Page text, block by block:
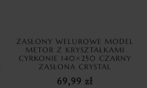
ZASŁONY WELUROWE MODEL
METOR Z KRYSZTAŁKAMI
CYRKONIE 140×250 CZARNY
ZASŁONA CRYSTAL
69,99 zł